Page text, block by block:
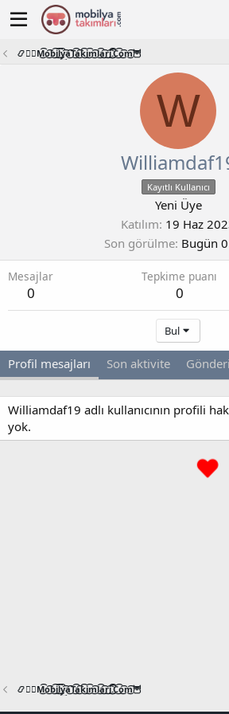
📿🧙‍♂️M͜͡o͜͡b͜͡i͜͡l͜͡y͜͡a͜͡T͜͡a͜͡k͜͡i͜͡m͜͡l͜͡a͜͡r͜͡i͜͡.͜͡C͜͡o͜͡m͜͡🦉
W
Kayıtlı Kullanıcı
Yeni Üye
Katılım 19 Haz
Son görülme Bugün
Mesajlar
0
Tepkime puanı
0
Bul
Profil mesajları Son aktivite
Williamdaf19 adlı kullanıcının profili
yok.
📿🧙‍♂️M͜͡o͜͡b͜͡i͜͡l͜͡y͜͡a͜͡T͜͡a͜͡k͜͡i͜͡m͜͡l͜͡a͜͡r͜͡i͜͡.͜͡C͜͡o͜͡m͜͡🦉